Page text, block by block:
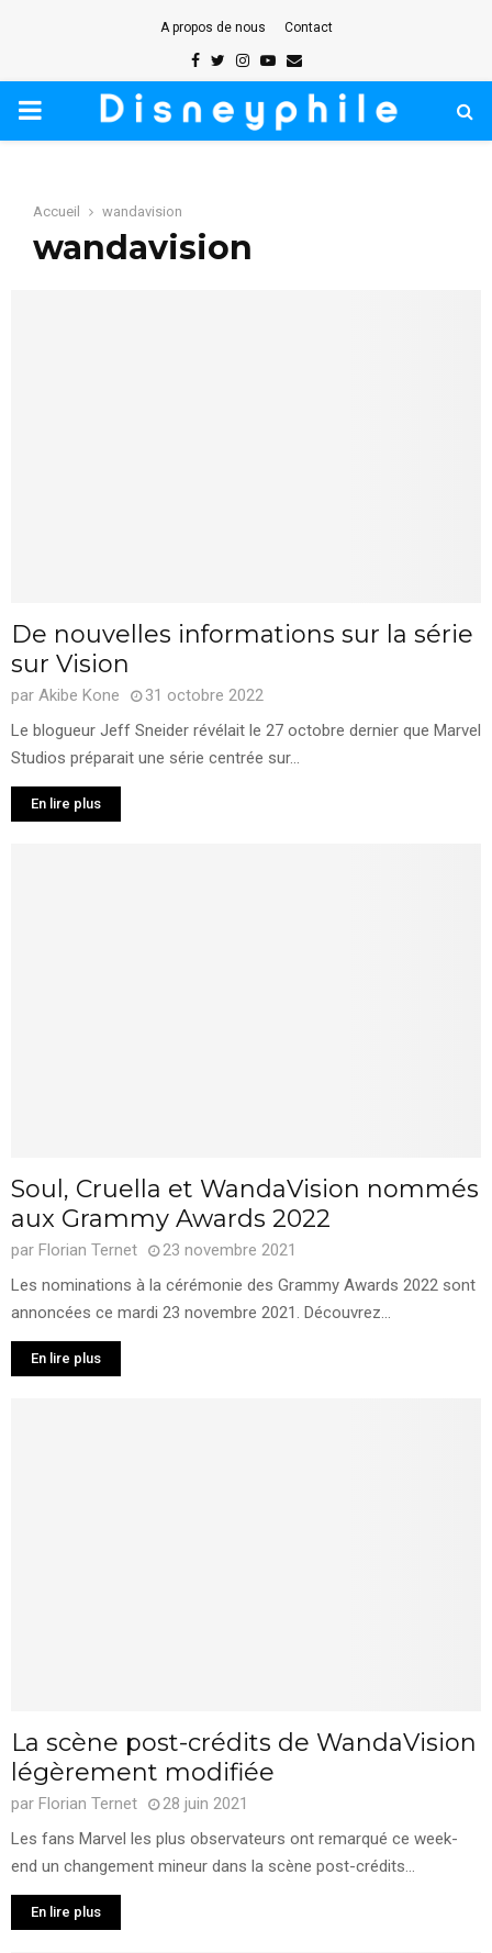
A propos de nous Contact
Facebook
TwitterInstagram
Youtube
Email
PRIMARY
Accueil wandavision
wandavision
De nouvelles informations sur la série
sur Vision
par Akibe Kone
31 octobre 2022
Le blogueur Jeff Sneider révélait le 27 octobre dernier que Marvel
Studios préparait une série centrée sur...
En lire plus
Soul, Cruella et WandaVision nommés
aux Grammy Awards 2022
par Florian Ternet
23 novembre 2021
Les nominations à la cérémonie des Grammy Awards 2022 sont
annoncées ce mardi 23 novembre 2021. Découvrez...
En lire plus
La scène post-crédits de WandaVision
légèrement modifiée
par Florian Ternet
28 juin 2021
Les fans Marvel les plus observateurs ont remarqué ce week-
end un changement mineur dans la scène post-crédits...
En lire plus